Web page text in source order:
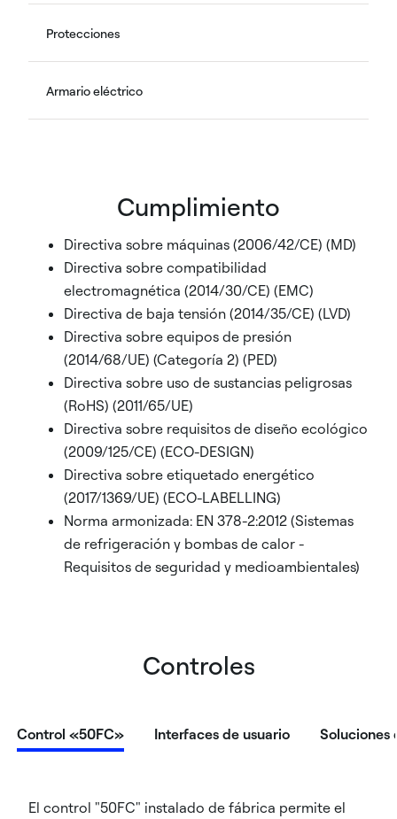
Protecciones
Armario eléctrico
Cumplimiento
Directiva sobre máquinas (2006/42/CE) (MD)
Directiva sobre compatibilidad
electromagnética (2014/30/CE) (EMC)
Directiva de baja tensión (2014/35/CE) (LVD)
Directiva sobre equipos de presión
(2014/68/UE) (Categoría 2) (PED)
Directiva sobre uso de sustancias peligrosas
(RoHS) (2011/65/UE)
Directiva sobre requisitos de diseño ecológico
(2009/125/CE) (ECO-DESIGN)
Directiva sobre etiquetado energético
(2017/1369/UE) (ECO-LABELLING)
Norma armonizada: EN 378-2:2012 (Sistemas
de refrigeración y bombas de calor -
Requisitos de seguridad y medioambientales)
Controles
Control «50FC» Interfaces de usuario Soluciones
El control "50FC" instalado de fábrica permite el